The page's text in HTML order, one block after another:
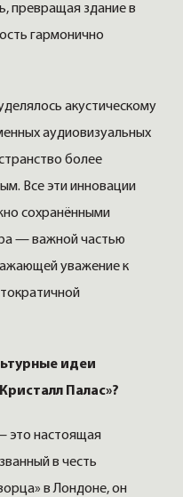
превращая здание в
гармонично
акустическому
аудиовизуальных
более
Все эти инновации
сохранёнными
— важной частью
уважение к
идеи
Палас»?
это настоящая
в честь
в Лондоне, он